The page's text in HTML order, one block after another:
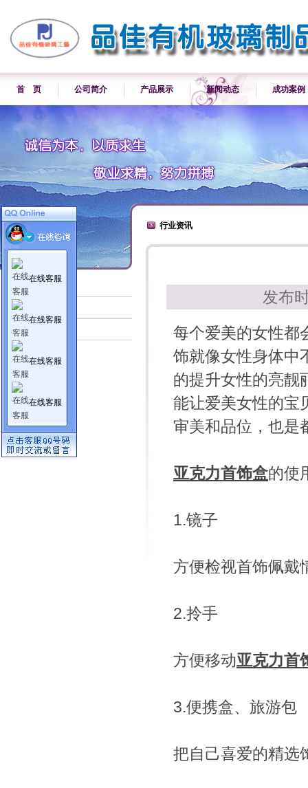
首 页 公司简介 产品展示 新闻动态 成功案例
新闻动态
行业资讯
行业资讯
发布
每个爱美的女性都
饰就像女性身体中
的提升女性的亮靓
能让爱美女性的宝
审美和品位，也是
亚克力首饰盒的使
1.镜子
方便检视首饰佩戴
2.拎手
方便移动亚克力首
3.便携盒、旅游包
把自己喜爱的精选
在线客服
在线客服
在线客服
在线客服